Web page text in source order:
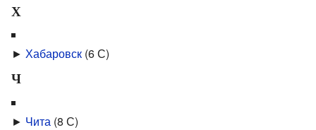
Х
► Хабаровск (6 С)
Ч
► Чита (8 С)